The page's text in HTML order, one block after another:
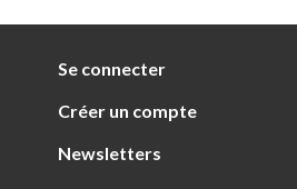
Se connecter
Créer un compte
Newsletters